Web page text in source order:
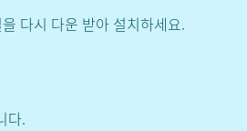
다시 다운 받아 설치하세요.
다.